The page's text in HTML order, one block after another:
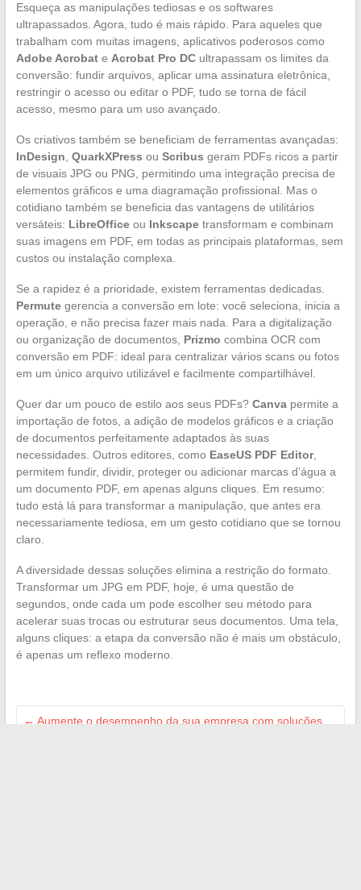
Esqueça as manipulações tediosas e os softwares
ultrapassados. Agora, tudo é mais rápido. Para aqueles que
trabalham com muitas imagens, aplicativos poderosos como
Adobe Acrobate Acrobat Pro DCultrapassam os limites da
conversão: fundir arquivos, aplicar uma assinatura eletrônica,
restringir o acesso ou editar o PDF, tudo se torna de fácil
acesso, mesmo para um uso avançado.
Os criativos também se beneficiam de ferramentas avançadas:
InDesign QuarkXPress ou Scribus geram PDFs ricos a partir
de visuais JPG ou PNG, permitindo uma integração precisa de
elementos gráficos e uma diagramação profissional. Mas o
cotidiano também se beneficia das vantagens de utilitários
versáteis: LibreOfficeou Inkscapetransformam e combinam
suas imagens em PDF, em todas as principais plataformas, sem
custos ou instalação complexa.
Se a rapidez é a prioridade, existem ferramentas dedicadas.
Permutegerencia a conversão em lote: você seleciona, inicia a
operação, e não precisa fazer mais nada. Para a digitalização
ou organização de documentos, Prizmo combina OCR com
conversão em PDF: ideal para centralizar vários scans ou fotos
em um único arquivo utilizável e facilmente compartilhável.
Quer dar um pouco de estilo aos seus PDFs? Canvapermite a
importação de fotos, a adição de modelos gráficos e a criação
de documentos perfeitamente adaptados às suas
necessidades. Outros editores, como EaseUS PDF Editor,
permitem fundir, dividir, proteger ou adicionar marcas d’água a
um documento PDF, em apenas alguns cliques. Em resumo:
tudo está lá para transformar a manipulação, que antes era
necessariamente tediosa, em um gesto cotidiano que se tornou
claro.
A diversidade dessas soluções elimina a restrição do formato.
Transformar um JPG em PDF, hoje, é uma questão de
segundos, onde cada um pode escolher seu método para
acelerar suas trocas ou estruturar seus documentos. Uma tela,
alguns cliques: a etapa da conversão não é mais um obstáculo,
é apenas um reflexo moderno.
← Aumente o desempenho da sua empresa com soluções